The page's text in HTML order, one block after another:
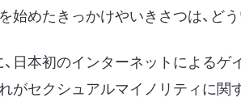
始めたきっかけやいきさつは、ど
日本初のインターネットによるゲ
がセクシュアルマイノリティに関